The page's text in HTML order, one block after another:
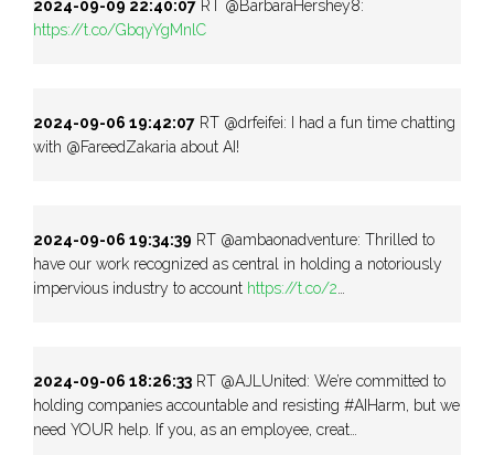
2024-09-09 22:40:07 RT @BarbaraHershey8:
https://t.co/GbqyYgMnlC
2024-09-06 19:42:07 RT @drfeifei: I had a fun time chatting
with @FareedZakaria about AI!
2024-09-06 19:34:39 RT @ambaonadventure: Thrilled to
have our work recognized as central in holding a notoriously
impervious industry to account https://t.co/2
2024-09-06 18:26:33 RT @AJLUnited: We’re committed to
holding companies accountable and resisting #AIHarm, but we
need YOUR help. If you, as an employee, creat…